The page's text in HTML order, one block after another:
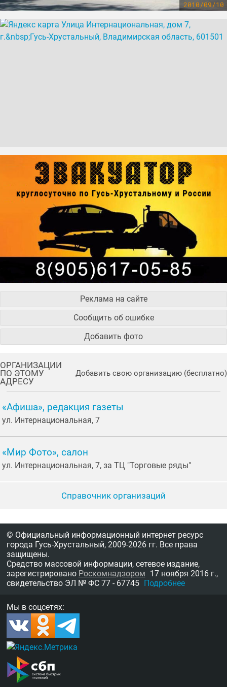
2010/09/10
Реклама на сайте
Сообщить об ошибке
Добавить фото
ОРГАНИЗАЦИИ
ПО ЭТОМУ
АДРЕСУ
Добавить свою организацию (бесплатно)
«Афиша», редакция газеты
ул. Интернациональная, 7
«Мир Фото», салон
ул. Интернациональная, 7, за ТЦ "Торговые ряды"
Справочник организаций
© Официальный информационный интернет ресурс
города Гусь-Хрустальный, 2009-2026 гг. Все права
защищены.
Средство массовой информации, сетевое издание,
зарегистрировано Роскомнадзором 17 ноября 2016 г.,
свидетельство ЭЛ № ФС 77 - 67745 Подробнее
Мы в соцсетях: